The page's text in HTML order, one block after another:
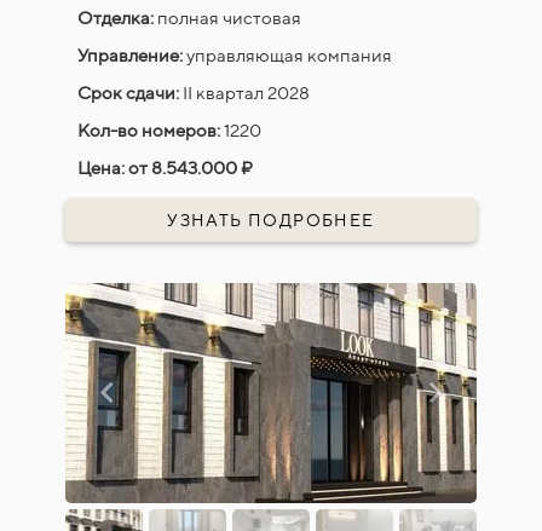
Отделка: полная чистовая
Управление:управляющая компания
Срок сдачи: II квартал 2028
Кол-во номеров:1220
Цена:от 8.543.000 ₽
УЗНАТЬ ПОДРОБНЕЕ